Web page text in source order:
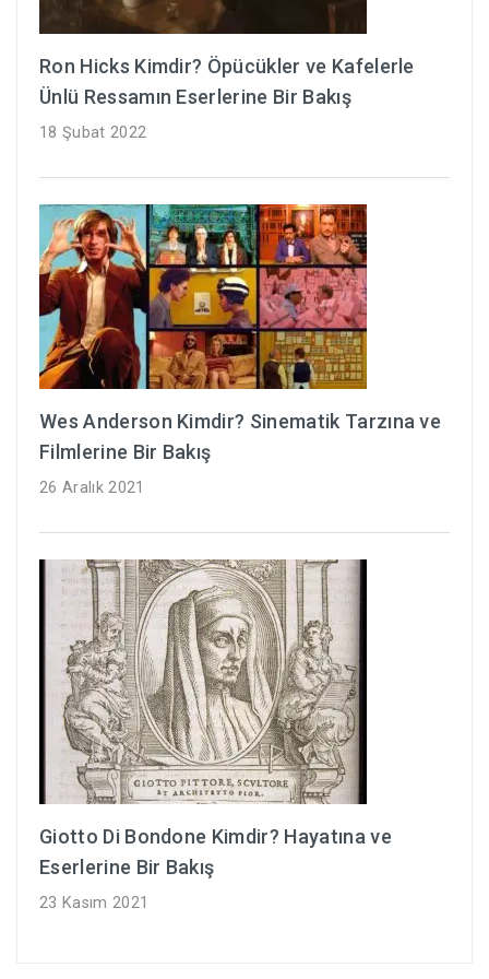
Ron Hicks Kimdir? Öpücükler ve Kafelerle
Ünlü Ressamın Eserlerine Bir Bakış
18 Şubat 2022
Wes Anderson Kimdir? Sinematik Tarzına ve
Filmlerine Bir Bakış
26 Aralık 2021
Giotto Di Bondone Kimdir? Hayatına ve
Eserlerine Bir Bakış
23 Kasım 2021